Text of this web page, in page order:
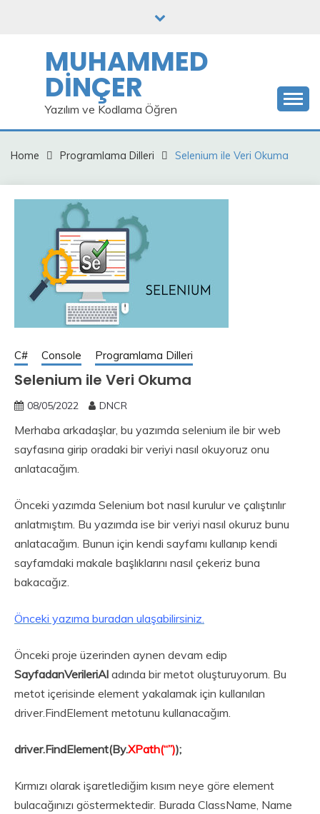
MUHAMMED
DİNÇER
Yazılım ve Kodlama Öğren
Home Programlama Dilleri Selenium ile Veri Okuma
C# Console Programlama Dilleri
Selenium ile Veri Okuma
08/05/2022 DNCR
Merhaba arkadaşlar, bu yazımda selenium ile bir web
sayfasına girip oradaki bir veriyi nasıl okuyoruz onu
anlatacağım.
Önceki yazımda Selenium bot nasıl kurulur ve çalıştırılır
anlatmıştım. Bu yazımda ise bir veriyi nasıl okuruz bunu
anlatacağım. Bunun için kendi sayfamı kullanıp kendi
sayfamdaki makale başlıklarını nasıl çekeriz buna
bakacağız.
Önceki yazıma buradan ulaşabilirsiniz.
Önceki proje üzerinden aynen devam edip
SayfadanVerileriAl adında bir metot oluşturuyorum. Bu
metot içerisinde element yakalamak için kullanılan
driver.FindElement metotunu kullanacağım.
driver.FindElement(By.XPath(“”));
Kırmızı olarak işaretlediğim kısım neye göre element
bulacağınızı göstermektedir. Burada ClassName, Name